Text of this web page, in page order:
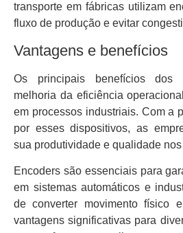
transporte em fábricas utilizam
fluxo de produção e evitar
Vantagens e benefícios
Os principais benefícios dos
melhoria da eficiência
em processos industriais. Com a
por esses dispositivos, as
sua produtividade e qualidade
Encoders são essenciais para
em sistemas automáticos e
de converter movimento físico
vantagens significativas para